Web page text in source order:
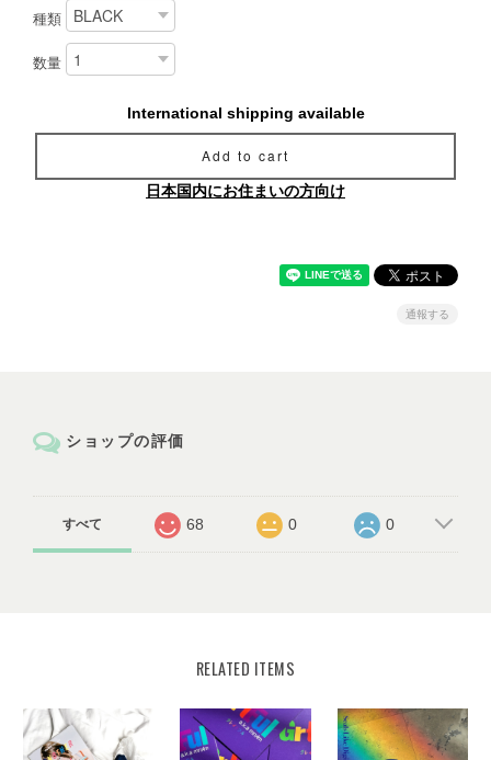
種類
数量
International shipping available
Add to cart
日本国内にお住まいの方向け
通報する
ショップの評価
すべて 68 0 0
RELATED ITEMS